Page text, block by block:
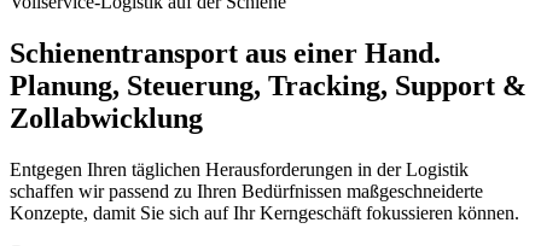
Schienentransport aus einer Hand.
Planung, Steuerung, Tracking, Support &
Zollabwicklung
Entgegen Ihren täglichen Herausforderungen in der Logistik
schaffen wir passend zu Ihren Bedürfnissen maßgeschneiderte
Konzepte, damit Sie sich auf Ihr Kerngeschäft fokussieren können.